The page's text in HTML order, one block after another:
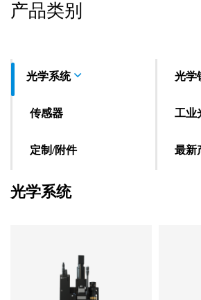
产品类别
光学系统 光学
传感器 工业
定制/附件 最新
光学系统